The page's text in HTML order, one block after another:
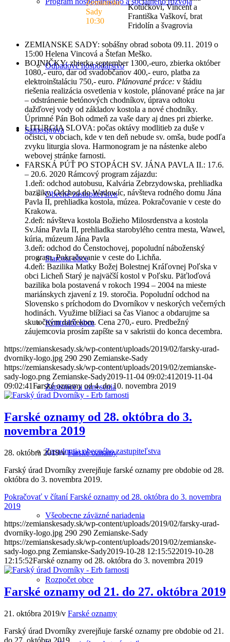
Odpadové hospodárstvo
Samospráva
Obecné zastupiteľstvo
Starosta obce
Kontrolór obce
Zápisnice a uznesenia
Zasadnutia obecného zastupiteľstva
Všeobecne záväzné nariadenia
Rozpočet obce
Zemianske
Sady
10:30
Kotúčkoví, Vincent a
Františka Vaškoví, brat
Fridolín a švagrovia
ZEMIANSKE SADY: sobášny obrad sobota 09.11. 2019 o
15:00 Helena Vincová a Štefan Meško.
BOJNIČKY: zbierka september 1300,-euro, zbierka október
1080,- euro, dar od svadobčanov 400,- euro, platba za
elektroinštaláciu 750,- euro. Plánované práce: v štádiu
riešenia realizácia osvetlenia v kostole, plánované práce na jar
– odstránenie betónových chodníkov, úprava odtoku
dažďovej vody od základov kostola a nové chodníky.
Úprimné Pán Boh odmeň za vaše dary aj dnes pri zbierke.
LITURGIA SLOVA: počas oktávy modlitieb za duše v
očistci, v obciach, kde v ten deň nebude sv. omša, bude podľa
zvyku liturgia slova. Harmonogram je na nástenke alebo
webovej stránke farnosti.
FARSKÁ PÚŤ PO STOPÁCH SV. JÁNA PAVLA II.: 17.6.
– 20.6. 2020 Rámcový program zájazdu:
1.deň: odchod autobusu, Kalvária Zebrzydowska, prehliadka
baziliky, Odchod do Wadowíc, návšteva rodného domu Jána
Pavla II, prehliadka kostola, múzea. Pokračovanie v ceste do
Krakowa.
2.deň: návšteva kostola Božieho Milosrdenstva a kostola
Sv.Jána Pavla II, prehliadka starobylého centra mesta, Wawel,
kúria, múzeum Jána Pavla
3.deň: odchod do Čenstochovej, popoludní náboženský
program. Pokračovanie v ceste do Lichňa.
4.deň: Bazilika Matky Božej Bolestnej Kráľovnej Poľska v
obci Licheň Starý je najväčší kostol v Poľsku. Päťloďová
bazilika bola postavená v rokoch 1994 – 2004 na mieste
mariánskych zjavení z 19. storočia. Popoludní odchod na
Slovensko s príchodom do Dvorníkov v neskorých večerných
hodinách. Využime blížiaci sa čas Vianoc a obdarujme sa
skutočným darčekom. Cena 270,- euro. Predbežný
záujemcovia prosím zapíšte sa v sakristii do konca decembra.
https://zemianskesady.sk/wp-content/uploads/2019/02/farsky-urad-
dvorniky-logo.jpg 290 290 Zemianske-Sady
https://zemianskesady.sk/wp-content/uploads/2019/02/zemianske-
sady-logo.png Zemianske-Sady2019-11-04 09:02:41 2019-11-04
09:02:41Farské oznamy od 4. do 10. novembra 2019
Farské oznamy od 28. októbra do 3.
novembra 2019
28. októbra 2019/vFarské oznamy
Farský úrad Dvorníky zverejňuje farské oznamy pre obdobie od 28.
októbra do 3. novembra 2019.
Pokračovať v čítaníFarské oznamy od 28. októbra do 3. novembra
2019
https://zemianskesady.sk/wp-content/uploads/2019/02/farsky-urad-
dvorniky-logo.jpg 290 290 Zemianske-Sady
https://zemianskesady.sk/wp-content/uploads/2019/02/zemianske-
sady-logo.png Zemianske-Sady2019-10-28 12:15:522019-10-28
12:15:52Farské oznamy od 28. októbra do 3. novembra 2019
Farské oznamy od 21. do 27. októbra 2019
21. októbra 2019/v Farské oznamy
Farský úrad Dvorníky zverejňuje farské oznamy pre obdobie od 21.
do 27. októbra 2019.